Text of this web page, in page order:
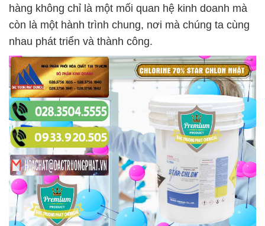
hàng không chỉ là một mối quan hệ kinh doanh mà
còn là một hành trình chung, nơi mà chúng ta cùng
nhau phát triển và thành công.